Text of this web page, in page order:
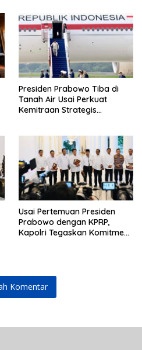
Presiden Prabowo Tiba di
Tanah Air Usai Perkuat
Kemitraan Strategis
Usai Pertemuan Presiden
Prabowo dengan KPRP,
Kapolri Tegaskan Komitmen
Komentar